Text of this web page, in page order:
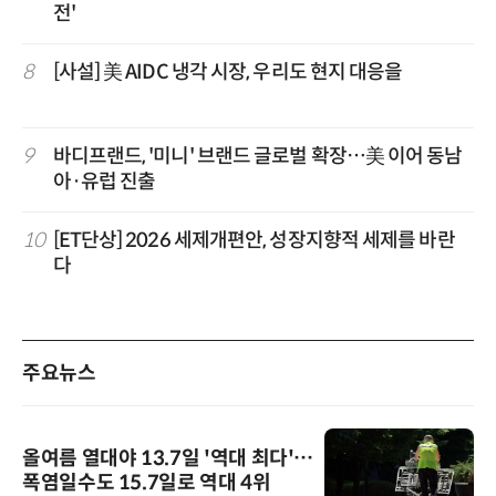
전'
8 [사설] 美 AIDC 냉각 시장, 우리도 현지 대응을
9
바디프랜드, '미니' 브랜드 글로벌 확장…美 이어 동남
아·유럽 진출
10
[ET단상] 2026 세제개편안, 성장지향적 세제를 바란
다
주요뉴스
올여름 열대야 13.7일 '역대 최다'…
폭염일수도 15.7일로 역대 4위